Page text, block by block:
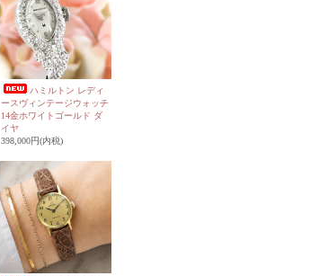
ハミルトン レディ
ースヴィンテージウォッチ
14金ホワイトゴールド ダ
イヤ
398,000円(内税)